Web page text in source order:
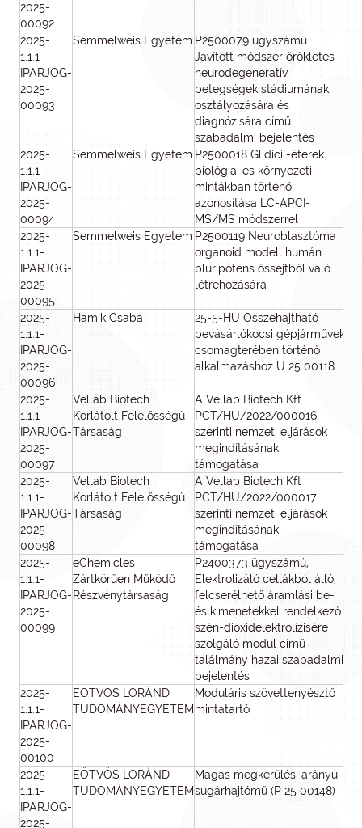
2025-
00092
2025-
1.1.1-
IPARJOG-
2025-
00093
Semmelweis Egyetem P2500079 ügyszámú
Javított módszer örökletes
neurodegeneratív
betegségek stádiumának
osztályozására és
diagnózisára című
szabadalmi bejelentés
2025-
1.1.1-
IPARJOG-
2025-
00094
Semmelweis Egyetem P2500018 Glidicil-éterek
biológiai és környezeti
mintákban történő
azonosítása LC-APCI-
MS/MS módszerrel
2025-
1.1.1-
IPARJOG-
2025-
00095
Semmelweis Egyetem P2500119 Neuroblasztóma
organoid modell humán
pluripotens őssejtből való
létrehozására
2025-
1.1.1-
IPARJOG-
2025-
00096
Hamik Csaba
25-5-HU Összehajtható
bevásárlókocsi gépjárművek
csomagterében történő
alkalmazáshoz U 25 00118
2025-
1.1.1-
IPARJOG-
2025-
00097
Vellab Biotech
Korlátolt Felelősségű
Társaság
A Vellab Biotech Kft
PCT/HU/2022/000016
szerinti nemzeti eljárások
megindításának
támogatása
2025-
1.1.1-
IPARJOG-
2025-
00098
Vellab Biotech
Korlátolt Felelősségű
Társaság
A Vellab Biotech Kft
PCT/HU/2022/000017
szerinti nemzeti eljárások
megindításának
támogatása
2025-
1.1.1-
IPARJOG-
2025-
00099
eChemicles
Zártkörűen Működő
Részvénytársaság
P2400373 ügyszámú,
Elektrolizáló cellákból álló,
felcserélhető áramlási be-
és kimenetekkel rendelkező
szén-dioxidelektrolízisére
szolgáló modul című
találmány hazai szabadalmi
bejelentés
2025-
1.1.1-
IPARJOG-
2025-
00100
EÖTVÖS LORÁND
TUDOMÁNYEGYETEM
Moduláris szövettenyésztő
mintatartó
2025-
1.1.1-
IPARJOG-
2025-
EÖTVÖS LORÁND
TUDOMÁNYEGYETEM
Magas megkerülési arányú
sugárhajtómű (P 25 00148)